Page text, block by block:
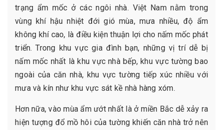
trạng ẩm mốc ở các ngôi nhà. Việt Nam nằm trong
vùng khí hậu nhiệt đới gió mùa, mưa nhiều, độ ẩm
không khí cao, là điều kiện thuận lợi cho nấm mốc phát
triển. Trong khu vực gia đình bạn, những vị trí dễ bị
nấm mốc nhất là khu vực nhà bếp, khu vực tường bao
ngoài của căn nhà, khu vực tường tiếp xúc nhiều với
mưa và kín như khu vực sát kề nhà hàng xóm.
Hơn nữa, vào mùa ẩm ướt nhất là ở miền Bắc dễ xảy ra
hiện tượng đổ mồ hôi của tường khiến căn nhà trở nên